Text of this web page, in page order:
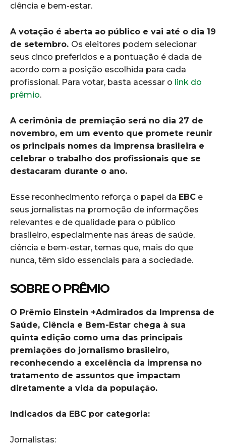
ciência e bem-estar.
A votação é aberta ao público e vai até o dia 19
de setembro. Os eleitores podem selecionar
seus cinco preferidos e a pontuação é dada de
acordo com a posição escolhida para cada
profissional. Para votar, basta acessar o link do
prêmio.
A cerimônia de premiação será no dia 27 de
novembro, em um evento que promete reunir
os principais nomes da imprensa brasileira e
celebrar o trabalho dos profissionais que se
destacaram durante o ano.
Esse reconhecimento reforça o papel da EBC e
seus jornalistas na promoção de informações
relevantes e de qualidade para o público
brasileiro, especialmente nas áreas de saúde,
ciência e bem-estar, temas que, mais do que
nunca, têm sido essenciais para a sociedade.
SOBRE O PRÊMIO
O Prêmio Einstein +Admirados da Imprensa de
Saúde, Ciência e Bem-Estar chega à sua
quinta edição como uma das principais
premiações do jornalismo brasileiro,
reconhecendo a excelência da imprensa no
tratamento de assuntos que impactam
diretamente a vida da população.
Indicados da EBC por categoria:
Jornalistas: